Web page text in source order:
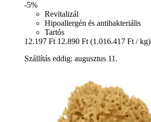
-5%
Revitalizál
Hipoallergén és antibakteriális
Tartós
12.197 Ft 12.890 Ft (1.016.417 Ft / kg)
Szállítás eddig: augusztus 11.